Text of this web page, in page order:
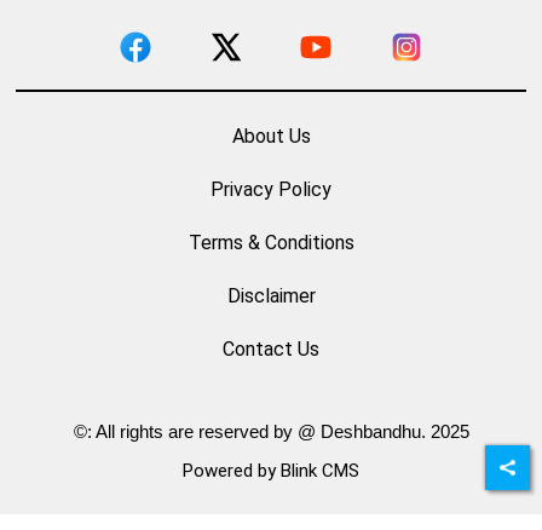
About Us
Privacy Policy
Terms & Conditions
Disclaimer
Contact Us
©: All rights are reserved by @ Deshbandhu. 2025
Powered by Blink CMS